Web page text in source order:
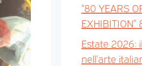
“80 YEARS
Estate 2026:
nell’arte